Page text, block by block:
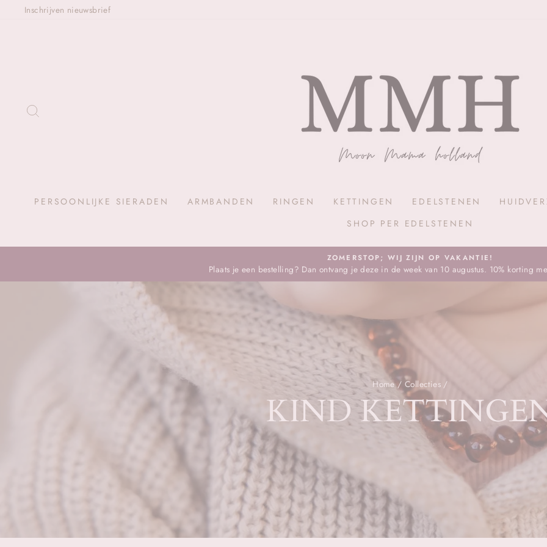
Inschrijven nieuwsbrief
PERSOONLIJKE SIERADEN ARMBANDEN RINGEN KETTINGEN EDELSTENEN
SHOP PER EDELSTENEN
Pauze
ZOMERSTOP; WIJ ZIJN OP VAKANTIE!
Plaats je een bestelling? Dan ontvang je deze in de week van 10 augustus. 10% korting
Home / Collecties /
KIND